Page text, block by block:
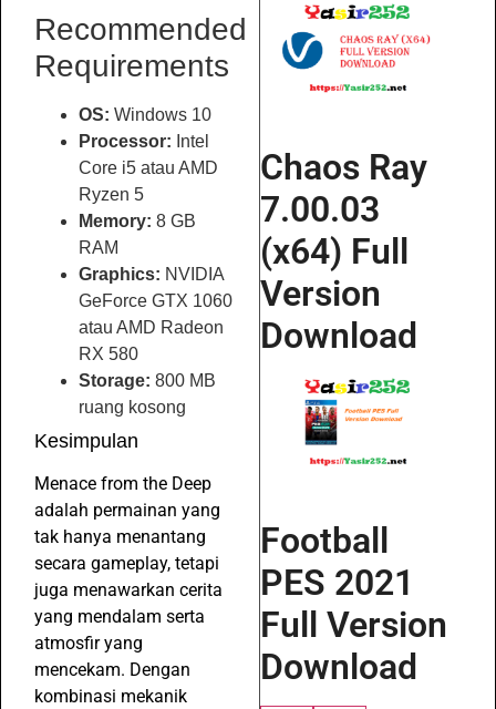
Recommended
Requirements
OS: Windows 10
Processor: Intel
Core i5 atau AMD
Ryzen 5
Memory: 8 GB
RAM
Graphics: NVIDIA
GeForce GTX 1060
atau AMD Radeon
RX 580
Storage: 800 MB
ruang kosong
Kesimpulan
Menace from the Deep
adalah permainan yang
tak hanya menantang
secara gameplay, tetapi
juga menawarkan cerita
yang mendalam serta
atmosfir yang
mencekam. Dengan
kombinasi mekanik
Chaos Ray
7.00.03
(x64) Full
Version
Download
Football
PES 2021
Full Version
Download